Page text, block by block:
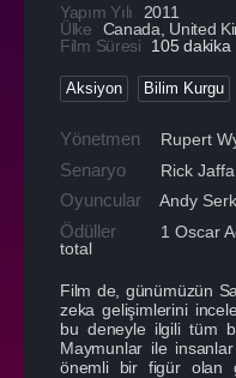
Yapım Yılı
2011
Ülke
Canada United
Film Süresi
105 dakika
Aksiyon Bilim Kurgu
Yönetmen Rupert
Senaryo Rick
Oyuncular Andy
Ödüller
1 Oscar
total
Film de, günümüzün
zeka gelişimlerini
bu deneyle ilgili tüm
Maymunlar ile
önemli bir figür olan